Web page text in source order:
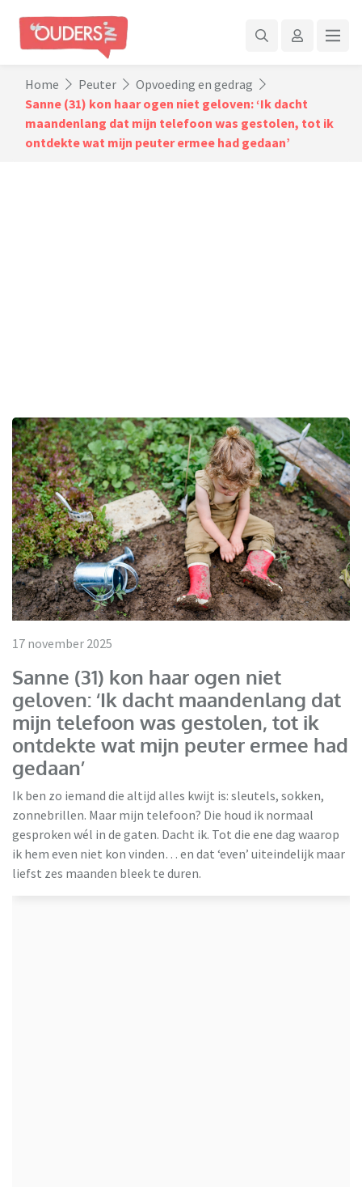
Home Peuter
Opvoeding en gedrag
Sanne (31) kon haar ogen niet geloven: ‘Ik dacht
maandenlang dat mijn telefoon was gestolen, tot ik
ontdekte wat mijn peuter ermee had gedaan’
17 november 2025
Sanne (31) kon haar ogen niet
geloven: ‘Ik dacht maandenlang dat
mijn telefoon was gestolen, tot ik
ontdekte wat mijn peuter ermee had
gedaan’
Ik ben zo iemand die altijd alles kwijt is: sleutels, sokken,
zonnebrillen. Maar mijn telefoon? Die houd ik normaal
gesproken wél in de gaten. Dacht ik. Tot die ene dag waarop
ik hem even niet kon vinden… en dat ‘even’ uiteindelijk maar
liefst zes maanden bleek te duren.